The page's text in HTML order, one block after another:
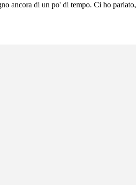
ancora di un po' di tempo. Ci ho parlato,